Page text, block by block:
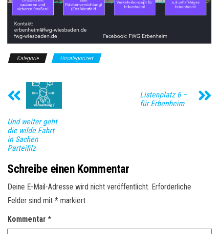
Kategorie Uncategorized
Und weiter geht
die wilde Fahrt
in Sachen
Parteifilz
Listenplatz 6 –
für Erbenheim
Schreibe einen Kommentar
Deine E-Mail-Adresse wird nicht veröffentlicht. Erforderliche
Felder sind mit * markiert
Kommentar *